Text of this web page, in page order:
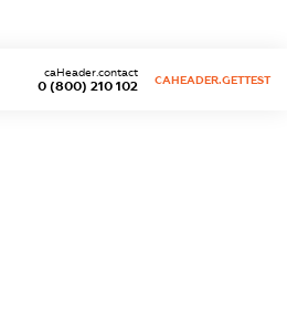
0 (800) 210 102
caHeader.contact
CAHEADER.GETTEST